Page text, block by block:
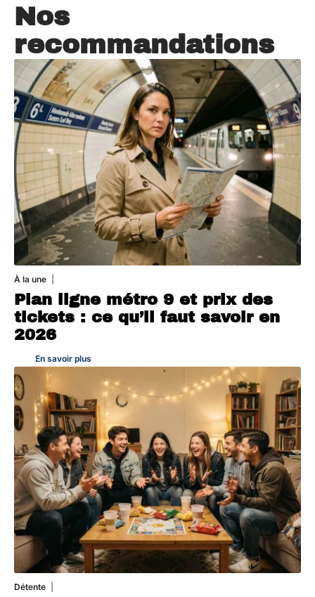
Nos
recommandations
À la une
Plan ligne métro 9 et prix des
tickets : ce qu’il faut savoir en
2026
En savoir plus
Détente